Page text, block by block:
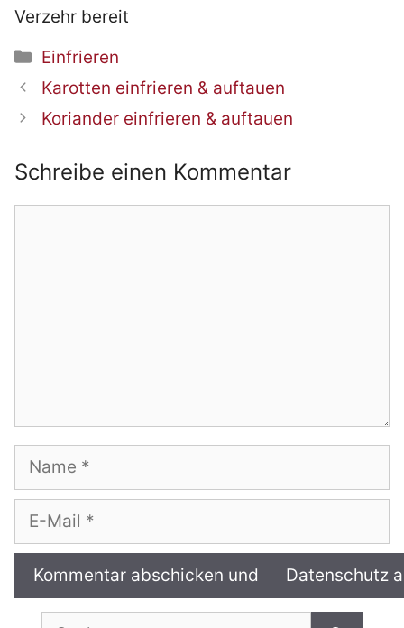
Verzehr bereit
Kategorien
Einfrieren
Beitrags-
Navigation
Karotten einfrieren & auftauen
Koriander einfrieren & auftauen
Schreibe einen Kommentar
Name
E-
Mail